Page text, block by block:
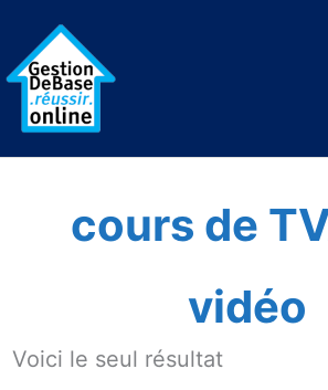
Accueil»
cours de
vidéo
Voici le seul résultat